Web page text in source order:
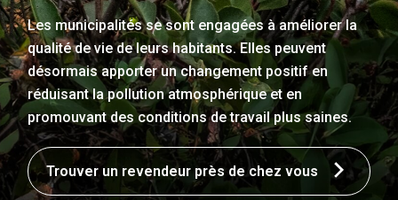
Les municipalités se sont engagées à améliorer la
qualité de vie de leurs habitants. Elles peuvent
désormais apporter un changement positif en
réduisant la pollution atmosphérique et en
promouvant des conditions de travail plus saines.
Trouver un revendeur près de chez vous